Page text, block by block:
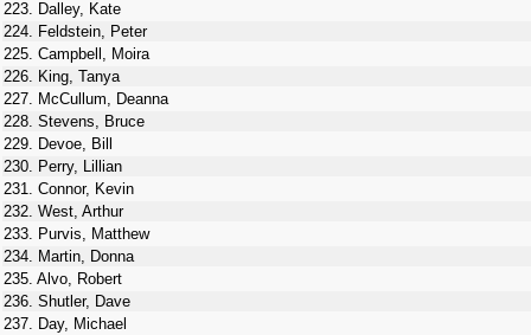
223. Dalley, Kate
224. Feldstein, Peter
225. Campbell, Moira
226. King, Tanya
227. McCullum, Deanna
228. Stevens, Bruce
229. Devoe, Bill
230. Perry, Lillian
231. Connor, Kevin
232. West, Arthur
233. Purvis, Matthew
234. Martin, Donna
235. Alvo, Robert
236. Shutler, Dave
237. Day, Michael